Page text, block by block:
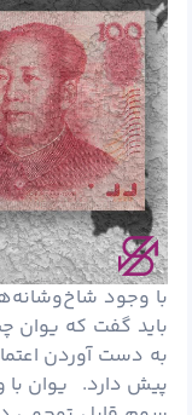
با وجود
باید گفت که یوان
به دست آوردن
پیش دارد. یوان با